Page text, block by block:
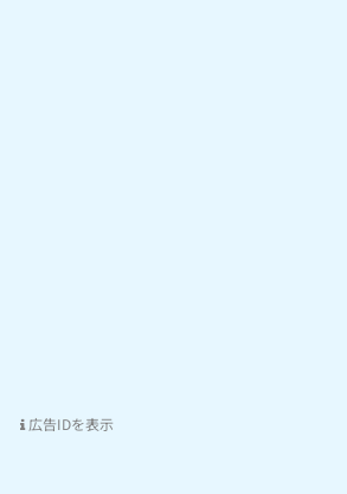
広告IDを表示